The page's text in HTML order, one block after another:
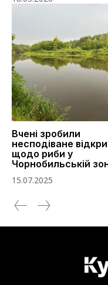
Вчені зробили
несподіване
щодо риби у
Чорнобильській
15.07.2025